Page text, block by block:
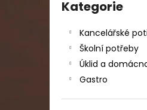
kategorie
Kategorie
Kancelářské
Školní potřeby
Úklid a
Gastro
DAHLE
Původně: 2 667